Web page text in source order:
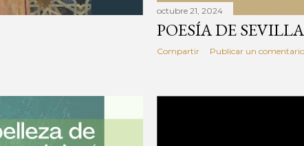
octubre 21, 2024
POESÍA DE SEVILLA
Compartir Publicar un comentario